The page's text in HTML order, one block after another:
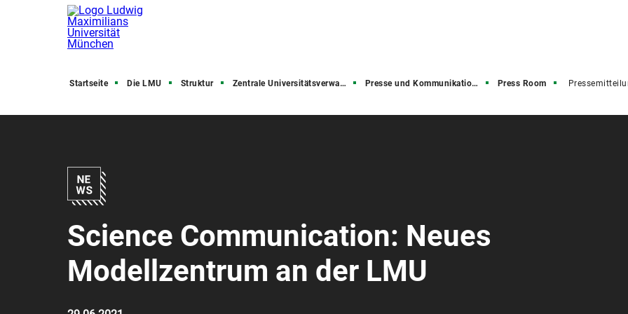
Startseite Die LMU Struktur Zentrale Universitätsverwaltung Presse und Kommunikation (PuK) Press Room
Science Communication: Neues
Modellzentrum an der LMU